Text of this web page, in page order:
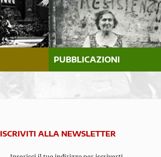
PUBBLICAZIONI
ISCRIVITI ALLA NEWSLETTER